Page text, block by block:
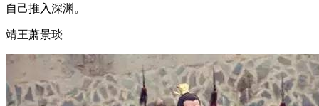
自己推入深渊。
靖王萧景琰